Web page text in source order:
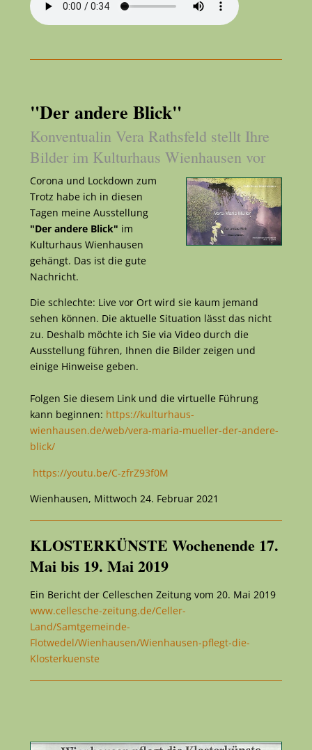
"Der andere Blick"
Konventualin Vera Rathsfeld stellt Ihre
Bilder im Kulturhaus Wienhausen vor
Corona und Lockdown zum
Trotz habe ich in diesen
Tagen meine Ausstellung
"Der andere Blick" im
Kulturhaus Wienhausen
gehängt. Das ist die gute
Nachricht.
Die schlechte: Live vor Ort wird sie kaum jemand
sehen können. Die aktuelle Situation lässt das nicht
zu. Deshalb möchte ich Sie via Video durch die
Ausstellung führen, Ihnen die Bilder zeigen und
einige Hinweise geben.
Folgen Sie diesem Link und die virtuelle Führung
kann beginnen: https://kulturhaus-
wienhausen.de/web/vera-maria-mueller-der-andere-
blick/
https://youtu.be/C-zfrZ93f0M
Wienhausen, Mittwoch 24. Februar 2021
KLOSTERKÜNSTE Wochenende 17.
Mai bis 19. Mai 2019
Ein Bericht der Celleschen Zeitung vom 20. Mai 2019
www.cellesche-zeitung.de/Celler-
Land/Samtgemeinde-
Flotwedel/Wienhausen/Wienhausen-pflegt-die-
Klosterkuenste